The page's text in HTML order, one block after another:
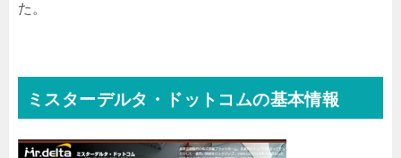
た。
ミスターデルタ・ドットコムの基本情報